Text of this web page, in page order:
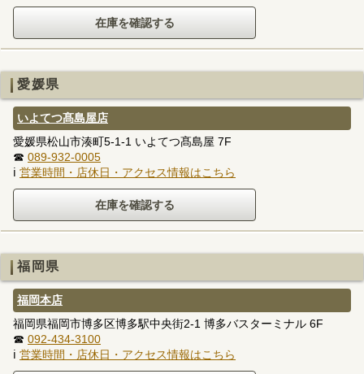
愛媛県
いよてつ髙島屋店
愛媛県松山市湊町5-1-1 いよてつ髙島屋 7F
☎ 089-932-0005
ℹ 営業時間・店休日・アクセス情報はこちら
福岡県
福岡本店
福岡県福岡市博多区博多駅中央街2-1 博多バスターミナル 6F
☎ 092-434-3100
ℹ 営業時間・店休日・アクセス情報はこちら